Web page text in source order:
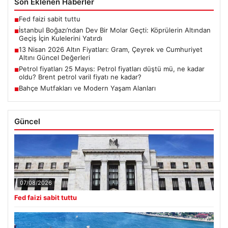
■Fed faizi sabit tuttu
■İstanbul Boğazı’ndan Dev Bir Molar Geçti: Köprülerin Altından
Geçiş İçin Kulelerini Yatırdı
■13 Nisan 2026 Altın Fiyatları: Gram, Çeyrek ve Cumhuriyet
Altını Güncel Değerleri
■Petrol fiyatları 25 Mayıs: Petrol fiyatları düştü mü, ne kadar
oldu? Brent petrol varil fiyatı ne kadar?
■Bahçe Mutfakları ve Modern Yaşam Alanları
Güncel
07/08/2026
Fed faizi sabit tuttu